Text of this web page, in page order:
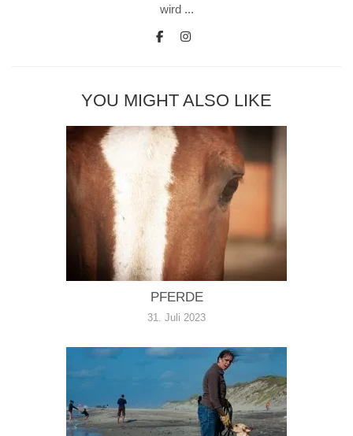
wird ...
YOU MIGHT ALSO LIKE
PFERDE
31. Juli 2023